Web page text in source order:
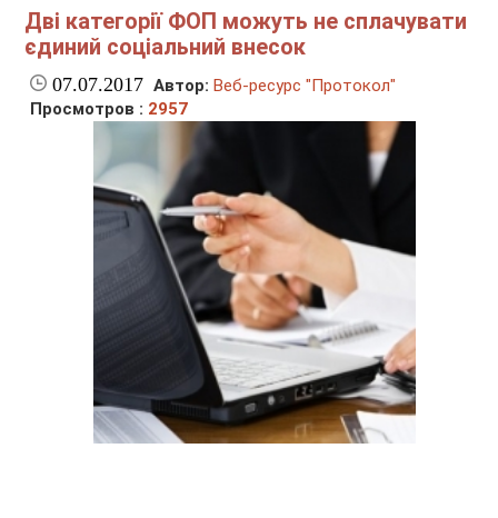
Дві категорії ФОП можуть не сплачувати
єдиний соціальний внесок
07.07.2017 Автор: Веб-ресурс "Протокол"
Просмотров : 2957